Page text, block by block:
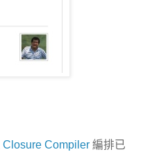
Closure Compiler 編排已